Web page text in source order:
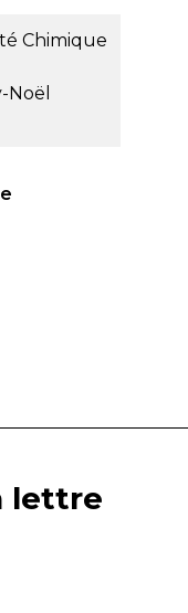
Chimique
Noël
lettre